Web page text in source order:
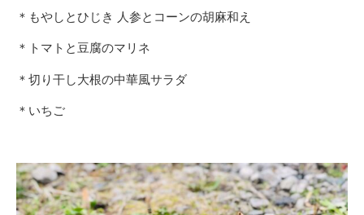
＊もやしとひじき 人参とコーンの胡麻和え
＊トマトと豆腐のマリネ
＊切り干し大根の中華風サラダ
＊いちご